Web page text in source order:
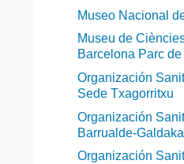
Museo Nacional
Museu de
Barcelona Parc
Organización
Sede Txagorritxu
Organización
Barrualde-
Organización